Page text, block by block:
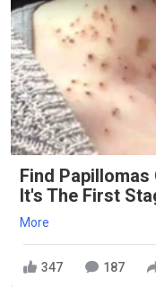
Find
It's The First
More
347 187